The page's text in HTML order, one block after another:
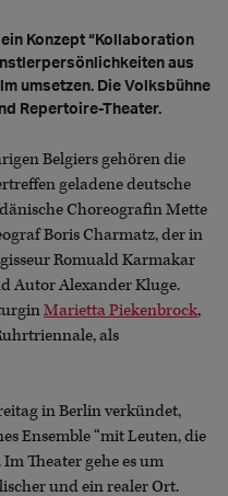
Konzept “Kollaboration
aus
umsetzen. Die Volksbühne
Repertoire-Theater.
Belgiers gehören die
geladene deutsche
Choreografin Mette
Boris Charmatz, der in
Romuald Karmakar
Autor Alexander Kluge.
Marietta Piekenbrock,
als
in Berlin verkündet,
Ensemble “mit Leuten, die
Theater gehe es um
und ein realer Ort.